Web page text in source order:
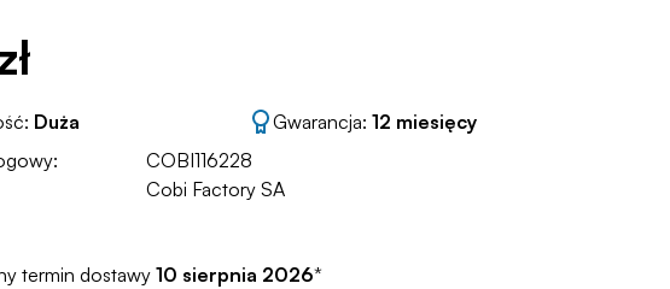
Duża Gwarancja: 12 miesięcy
COBI116228
Cobi Factory SA
termin dostawy10 sierpnia 2026*